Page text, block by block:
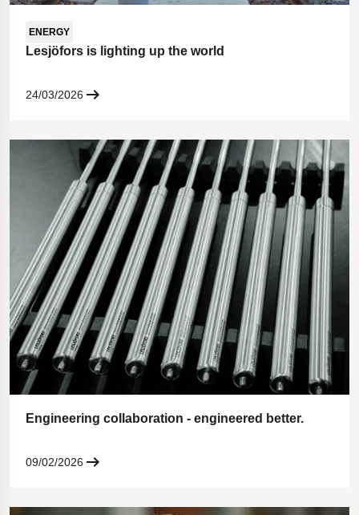
ENERGY
Lesjöfors is lighting up the world
24/03/2026
Engineering collaboration - engineered better.
09/02/2026